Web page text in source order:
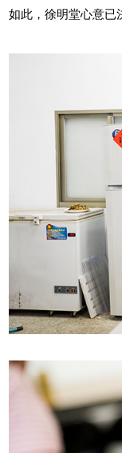
如此，徐明堂心意已